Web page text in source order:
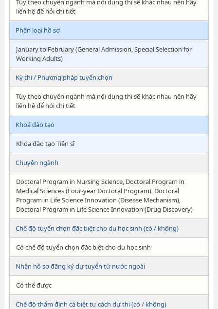
Tùy theo chuyên ngành mà nội dung thi sẽ khác nhau nên hãy
liên hệ để hỏi chi tiết
Phân loại hồ sơ
January to February (General Admission, Special Selection for
Working Adults)
Kỳ thi / Phương pháp tuyển chọn
Tùy theo chuyên ngành mà nội dung thi sẽ khác nhau nên hãy
liên hệ để hỏi chi tiết
Khoá đào tạo
Khóa đào tạo Tiến sĩ
Chuyên ngành
Doctoral Program in Nursing Science, Doctoral Program in
Medical Sciences (Four-year Doctoral Program), Doctoral
Program in Life Science Innovation (Disease Mechanism),
Doctoral Program in Life Science Innovation (Drug Discovery)
Chế độ tuyển chọn đăc biệt cho du học sinh (có / không)
Có chế độ tuyển chọn đăc biệt cho du học sinh
Nhận hồ sơ đăng ký dự tuyển từ nước ngoài
Có thể được
Chế độ thẩm định cá biệt tư cách dự thi (có / không)